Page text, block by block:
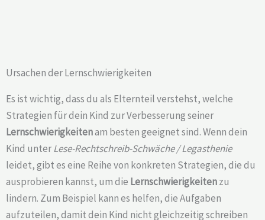
Ursachen der Lernschwierigkeiten
Es ist wichtig, dass du als Elternteil verstehst, welche
Strategien für dein Kind zur Verbesserung seiner
Lernschwierigkeitenam besten geeignet sind. Wenn dein
Kind unterLese-Rechtschreib-Schwäche / Legasthenie
leidet, gibt es eine Reihe von konkreten Strategien, die du
ausprobieren kannst, um die Lernschwierigkeitenzu
lindern. Zum Beispiel kann es helfen, die Aufgaben
aufzuteilen, damit dein Kind nicht gleichzeitig schreiben